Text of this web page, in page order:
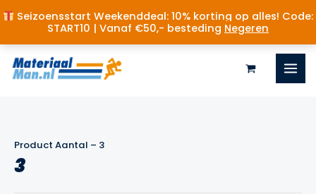
Seizoensstart Weekenddeal: 10% korting op alles! Code:
START10 | Vanaf €50,- besteding Negeren
Ga
naar
de
inhoud
Product Aantal – 3
3